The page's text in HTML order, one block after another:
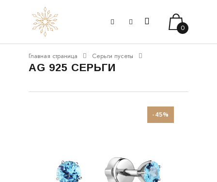
0
Главная страница Серьги пусеты
AG 925 СЕРЬГИ
-45%